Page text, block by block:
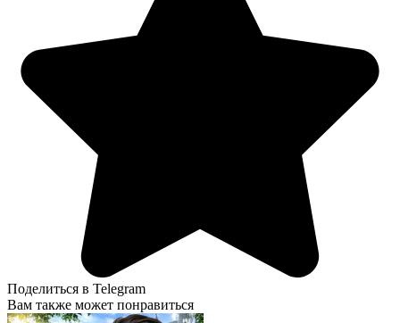
Поделиться в Telegram
Вам также может понравиться